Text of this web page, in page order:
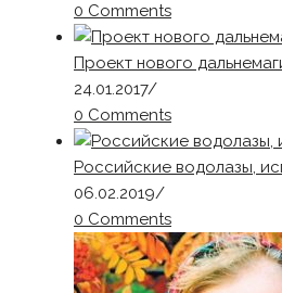
0 Comments
Проект нового
24.01.2017/
0 Comments
Российские водолазы,
06.02.2019/
0 Comments